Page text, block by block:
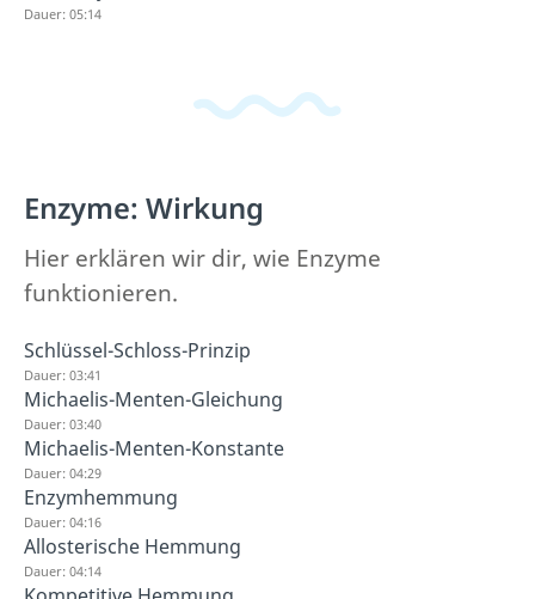
Dauer: 05:14
Enzyme: Wirkung
Hier erklären wir dir, wie Enzyme
funktionieren.
Schlüssel-Schloss-Prinzip
Dauer: 03:41
Michaelis-Menten-Gleichung
Dauer: 03:40
Michaelis-Menten-Konstante
Dauer: 04:29
Enzymhemmung
Dauer: 04:16
Allosterische Hemmung
Dauer: 04:14